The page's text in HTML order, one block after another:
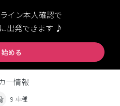
イン本人確認で
出発できます ♪
始める
ー情報
9 車種